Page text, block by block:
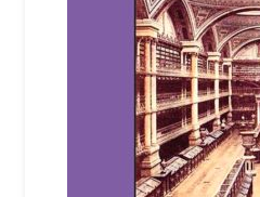
Nous Contacter
Politique de confidentialité
Qui sommes-nous ?
Soutien à Philippe Randa